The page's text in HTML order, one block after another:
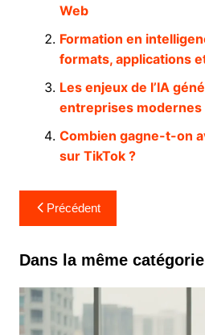
Web
Formation en
formats, applications
Les enjeux de l’IA
entreprises modernes
Combien gagne-t-on
sur TikTok ?
Navigation
de
l’article
Précédent
Dans la même catégorie